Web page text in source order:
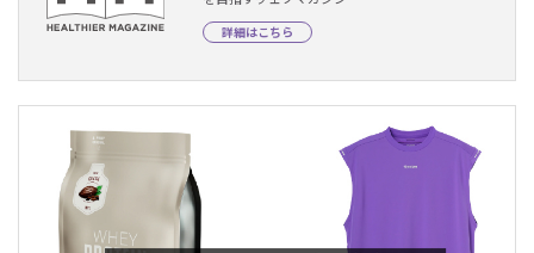
詳細はこちら